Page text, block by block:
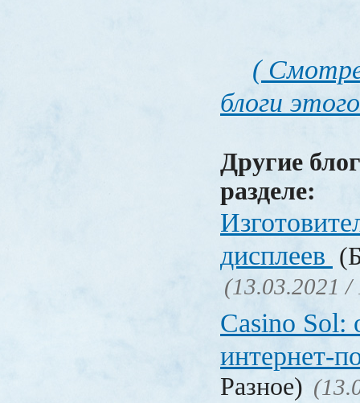
(
блоги
Другие
разделе:
дисплеев
(13.03.2021 /
Casino Sol:
интернет-
Разное)